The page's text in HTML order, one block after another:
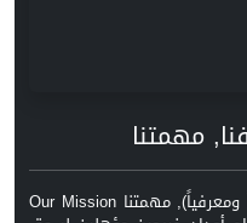
مهمتنا
رؤيتنا Our Vision (جامعة متميزة علمياً ومعرفياً), مهمتنا Our Mission